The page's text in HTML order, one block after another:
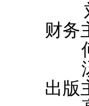
财务
何
汤
出版